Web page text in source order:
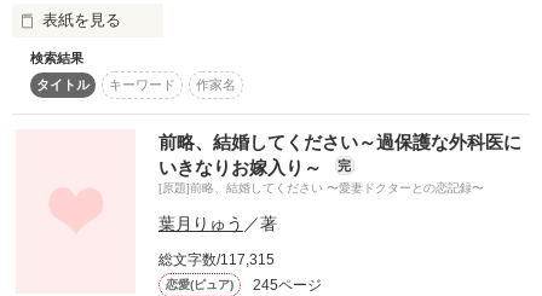
たホテル王。
互いの秘めた想いが交錯する。甘く危うい恋の駆け引き――。
※　※　※
【公開　完結　2025/08/16】
久しぶりの新作です。どうぞよろしくお願いいたします＾＾
表紙を見る
三咲つぐみ
伊月孝一
そこで待っていたのは、横柄な態度の男だった。
「おまえ、誰？　まさか不法侵入者ってわけじゃねーだろう
検索結果
タイトル
キーワード 作家名
前略、結婚してください～過保護な外科医に
いきなりお嫁入り～
完
[原題]前略、結婚してください 〜愛妻ドクターとの恋記録〜
葉月りゅう ／著
総文字数/117,315
恋愛(ピュア) 245ページ